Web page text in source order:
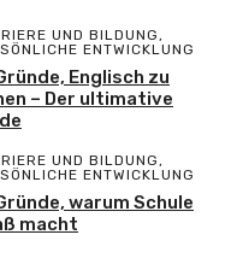
UND BILDUNG ,
ENTWICKLUNG
Englisch zu
– Der ultimative
UND BILDUNG,
ENTWICKLUNG
warum Schule
macht